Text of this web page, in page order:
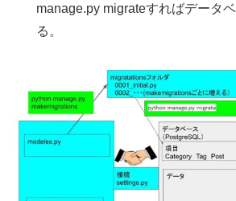
manage.py migrateすればデータ
る。